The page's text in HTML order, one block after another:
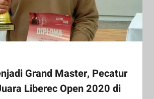
Grand Master, Pecatur
Liberec Open 2020 di